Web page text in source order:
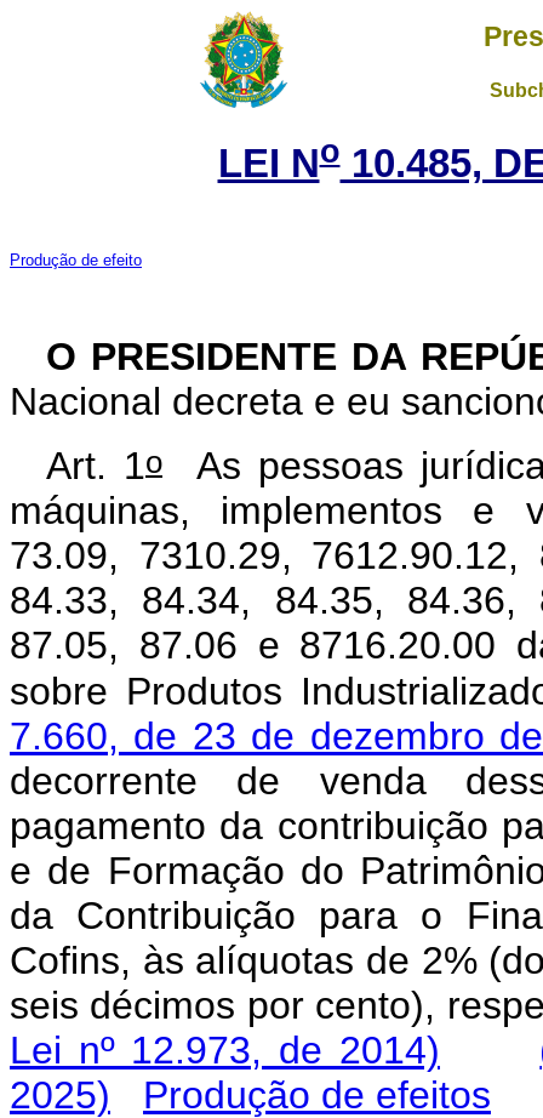
LEI No10.485,
Produção de efeito
O PRESIDENTE DA
Nacional decreta e eu
Art. 1o As pessoas
máquinas, implementos e
73.09, 7310.29,
84.33, 84.34, 84.35,
87.05, 87.06 e 8716.20.00
sobre Produtos
7.660, de 23 de dezembro
decorrente de venda
pagamento da contribuição
e de Formação do
da Contribuição para o
Cofins, às alíquotas de 2%
seis décimos por cento),
Lei nº 12.973, de 2014)
2025)
Produção de efeitos